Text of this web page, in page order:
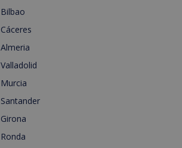
Bilbao
Cáceres
Almeria
Valladolid
Murcia
Santander
Girona
Ronda